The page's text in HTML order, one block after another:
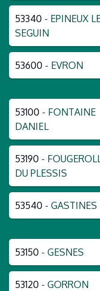
53340 - EPINEUX
SEGUIN
53600 - EVRON
53100 - FONTAINE
DANIEL
53190 -
DU PLESSIS
53540 - GASTINES
53150 - GESNES
53120 - GORRON